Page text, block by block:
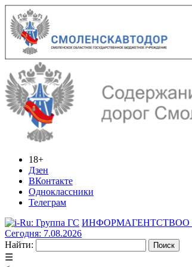
18+
Дзен
ВКонтакте
Одноклассники
Телеграм
ИНФОРМАГЕНТСТВОО
Сегодня: 7.08.2026
Найти:
☰